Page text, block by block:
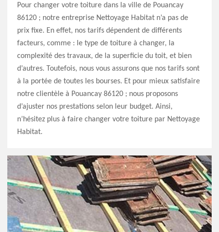
Pour changer votre toiture dans la ville de Pouancay
86120 ; notre entreprise Nettoyage Habitat n’a pas de
prix fixe. En effet, nos tarifs dépendent de différents
facteurs, comme : le type de toiture à changer, la
complexité des travaux, de la superficie du toit, et bien
d’autres. Toutefois, nous vous assurons que nos tarifs sont
à la portée de toutes les bourses. Et pour mieux satisfaire
notre clientèle à Pouancay 86120 ; nous proposons
d’ajuster nos prestations selon leur budget. Ainsi,
n’hésitez plus à faire changer votre toiture par Nettoyage
Habitat.